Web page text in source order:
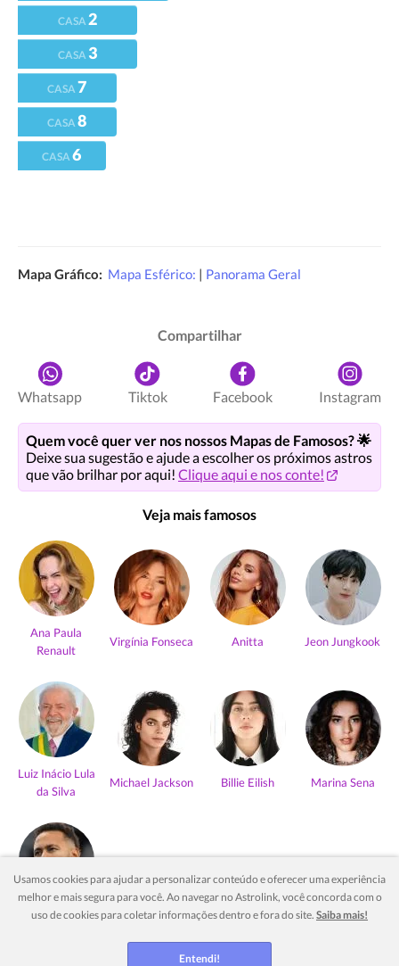
CASA2
CASA 3
CASA7
CASA8
CASA6
Mapa Gráfico: Mapa Esférico: | Panorama Geral
Compartilhar
Whatsapp Tiktok Facebook Instagram
Quem você quer ver nos nossos Mapas de Famosos? 🌟
Deixe sua sugestão e ajude a escolher os próximos astros
que vão brilhar por aqui! Clique aqui e nos conte!
Veja mais famosos
Ana Paula
Renault
Virgínia Fonseca Anitta Jeon Jungkook
Luiz Inácio Lula
da Silva
Michael Jackson Billie Eilish Marina Sena
Neymar Jr
Ver mais
Usamos cookies para ajudar a personalizar conteúdo e oferecer uma experiência
melhor e mais segura para você. Ao navegar no Astrolink, você concorda com o
uso de cookies para coletar informações dentro e fora do site. Saiba mais!
Entendi!